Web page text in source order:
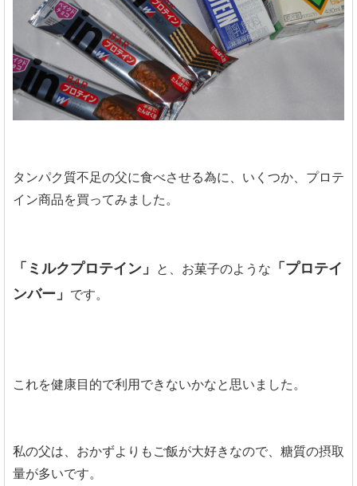
タンパク質不足の父に食べさせる為に、いくつか、プロテ
イン商品を買ってみました。
「ミルクプロテイン」 と、お菓子のような 「プロテイ
ンバー」 です。
これを健康目的で利用できないかなと思いました。
私の父は、おかずよりもご飯が大好きなので、糖質の摂取
量が多いです。